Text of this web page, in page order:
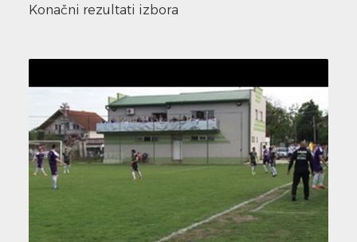
Konačni rezultati izbora